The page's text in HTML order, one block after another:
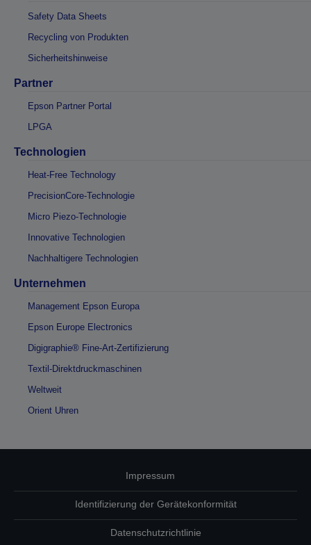
Safety Data Sheets
Recycling von Produkten
Sicherheitshinweise
Partner
Epson Partner Portal
LPGA
Technologien
Heat-Free Technology
PrecisionCore-Technologie
Micro Piezo-Technologie
Innovative Technologien
Nachhaltigere Technologien
Unternehmen
Management Epson Europa
Epson Europe Electronics
Digigraphie® Fine-Art-Zertifizierung
Textil-Direktdruckmaschinen
Weltweit
Orient Uhren
Impressum
Identifizierung der Gerätekonformität
Datenschutzrichtlinie